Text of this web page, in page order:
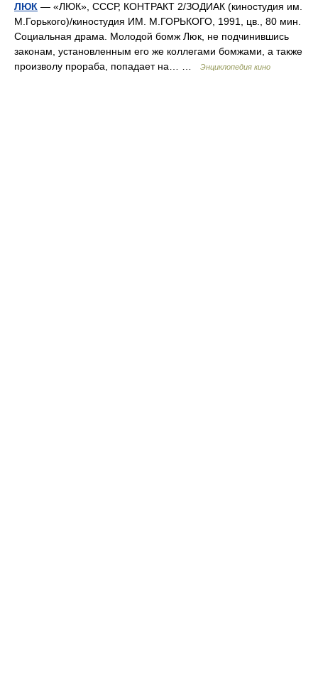
ЛЮК — «ЛЮК», СССР, КОНТРАКТ 2/ЗОДИАК (киностудия им.
М.Горького)/киностудия ИМ. М.ГОРЬКОГО, 1991, цв., 80 мин.
Социальная драма. Молодой бомж Люк, не подчинившись
законам, установленным его же коллегами бомжами, а также
произволу прораба, попадает на… …
Энциклопедия кино